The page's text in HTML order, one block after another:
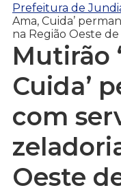
Prefeitura de
Ama, Cuida’
na Região Oeste
Mutirão
Cuida’
com
Oeste